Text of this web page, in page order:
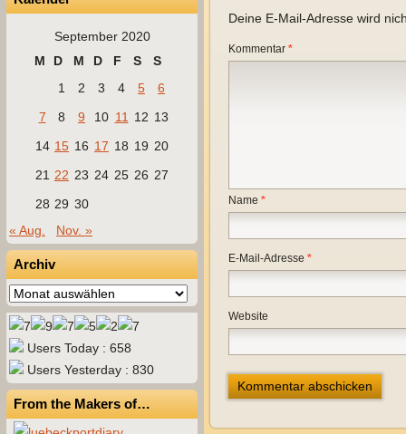
September 2020
M
D M D F S
S
1
2 3 4 5
6
7
8 9 10 11 12 13
14 15 16 17 18 19 20
21 22 23 24 25 26 27
28 29 30
« Aug.
Nov. »
Archiv
Archiv
Users Today : 658
Users Yesterday : 830
From the Makers of…
Deine E-Mail-Adresse wird
Kommentar *
Name *
E-Mail-Adresse *
Website